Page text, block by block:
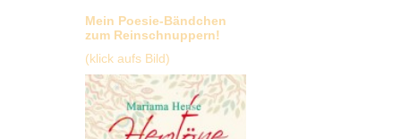
Mein Poesie-Bändchen
zum Reinschnuppern!
(klick aufs Bild)